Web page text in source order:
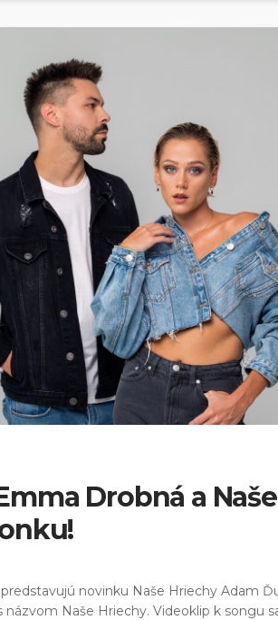
Drobná a
novinku Naše Hriechy Adam
názvom Naše Hriechy. Videoklip k songu